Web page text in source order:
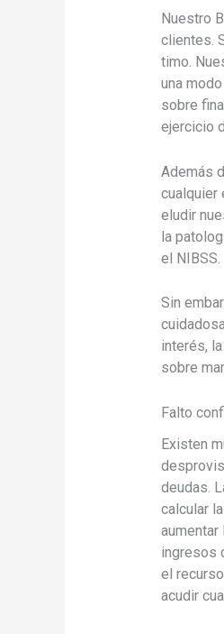
Nuestro
clientes.
timo.
una
sobre
ejercicio
Además
cualquier
eludir
la
el NIBSS.
Sin
interés,
sobre
Falto
Existen
deudas.
calcular
ingresos
el
acudir